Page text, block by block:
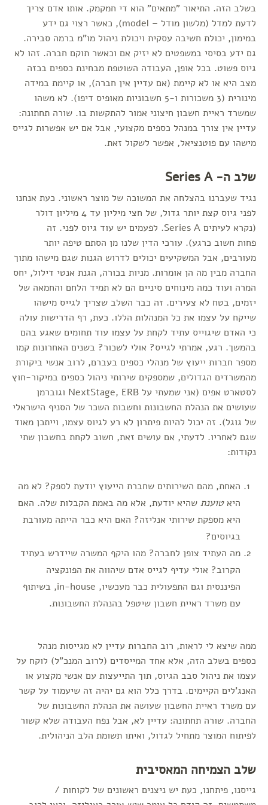
בשלב הזה. התיאור "מתאים" הוא די חמקמק. אותו אדם צריך
לדעת למדל (מלשון מודל – model), כאשר רצוי גם ידע
במימון, יכולת חשיבה עסקית ויכולת ניהול מו"מ ברמה סבירה.
גם ידע בסיסי במשפטים לא יזיק אם וכאשר תוקם חברה. זהו לא
גיוס פשוט. בכל אופן, העבודה השוטפת מבחינת כספים בכזה
מצב היא או לא קיימת (אם עדיין אין חברה), או קיימת במידה
מינורית (3 משכורות ו-5 חשבוניות מאופיס דיפו). לא משהו
שמשרד ראיית חשבון חיצוני אמור להתקשות בו. שורה תחתונה:
עדיין אין צורך במנהל כספים מקצועי, אבל אם יש אפשרות לגייס
מישהו עם פוטנציאל, אפשר לשקול זאת.
שלב ה- Series A
נגיד שעברנו בהצלחה את המשוכה של מוצר ראשוני. כעת אנחנו
לפני גיוס קצת יותר גדול, של חצי מיליון עד 4 מיליון דולר
(נקרא לעיתים Series A. לפעמים יש עוד גיוס לפני. זה
פחות חשוב כרגע). עורכי הדין שלנו מן הסתם טיפה יותר
מעורבים, אבל המשקיעים יכולים לדרוש הגנות שגם מישהו מתוך
החברה מבין מה הן אומרות. מניות בכורה, הגנת אנטי דילול, יחס
המרה ועוד כמה מינוחים סיניים הם לא תמיד הלחם והחמאה של
יזמים, בטח לא צעירים. זה כבר השלב שצריך לגייס מישהו
שייקח על עצמו את כל המנהלות הללו. כעת, רף הדרישות עולה
כי האדם שיגוייס עתיד לקחת על עצמו עוד תחומים שאגע בהם
בהמשך. רגע, אמרתי לגייס? אולי לשכור? בשנים האחרונות קמו
מספר חברות ייעוץ של מנהלי כספים בעברם, לרוב אנשי ביקורת
מהמשרדים הגדולים, שמספקים שירותי ניהול כספים במיקור-חוץ
לסטארט אפים (אני שמעתי על NextStage, ERB וגוברמן
שעושים את הנהלת החשבונות וחשבות השכר של הסניף הישראלי
של גוגל). זה יכול להיות פיתרון לא רע לגיוס עצמו, וייתכן מאוד
שגם לאחריו. לדעתי, אם עושים זאת, חשוב לקחת בחשבון שתי
נקודות:
האחת, מהם השירותים שחברת הייעוץ יודעת לספק? לא מה
היאטוענת שהיא יודעת, אלא מה באמת הקבלות שלה. האם
היא מספקת שירותי אנליזה? האם היא כבר הייתה מעורבת
בגיוסים?
מה העתיד צופן לחברה? מהו היקף המשרה שיידרש בעתיד
הקרוב? אולי עדיף לגייס אדם שיהווה את הפונקציה
הפיננסית וגם התפעולית כבר מעכשיו, in-house, בשיתוף
עם משרד ראיית חשבון שיטפל בהנהלת החשבונות.
ממה שיצא לי לראות, רוב החברות עדיין לא מגייסות מנהל
כספים בשלב הזה, אלא אחד המייסדים (לרוב המנכ"ל) לוקח על
עצמו את ניהול סבב הגיוס, תוך התייעצות עם אנשי מקצוע או
האנג'לים הקיימים. בדרך כלל הוא גם יהיה זה שיעמוד על קשר
עם משרד ראיית החשבון שעושה את הנהלת החשבונות של
החברה. שורה תחתונה: עדיין לא, אבל נפח העבודה שלא קשור
לפיתוח המוצר מתחיל לגדול, ואיתו תשומת הלב הניהולית.
שלב הצמיחה המאסיבית
גייסנו, פיתחנו, כעת יש ניצנים ראשונים של לקוחות /